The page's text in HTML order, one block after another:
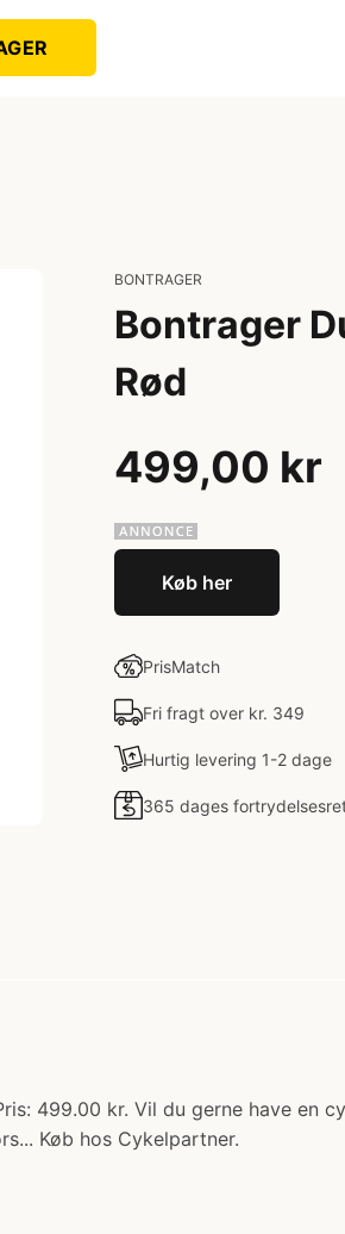
BONTRAGER
Bontrager
Rød
499,00 kr
Køb her
PrisMatch
Fri fragt over kr. 349
Hurtig levering 1-2 dage
365 dages
499.00 kr. Vil du gerne have en
Køb hos Cykelpartner.